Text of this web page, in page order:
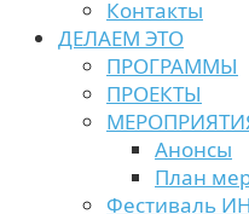
Контакты
ДЕЛАЕМ ЭТО
ПРОГРАММЫ
ПРОЕКТЫ
Анонсы
План
Фестиваль